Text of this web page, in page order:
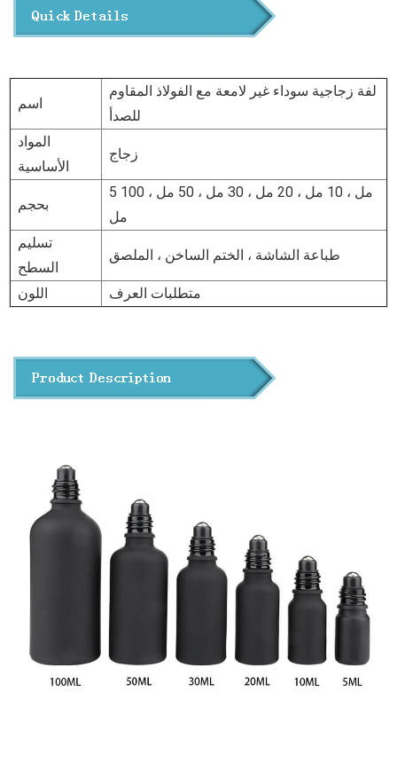
اسم
لفة زجاجية سوداء غير لامعة مع الفولاذ المقاوم
للصدأ
المواد
الأساسية
زجاج
بحجم
5 مل ، 10 مل ، 20 مل ، 30 مل ، 50 مل ، 100
مل
تسليم
السطح
طباعة الشاشة ، الختم الساخن ، الملصق
اللون متطلبات العرف